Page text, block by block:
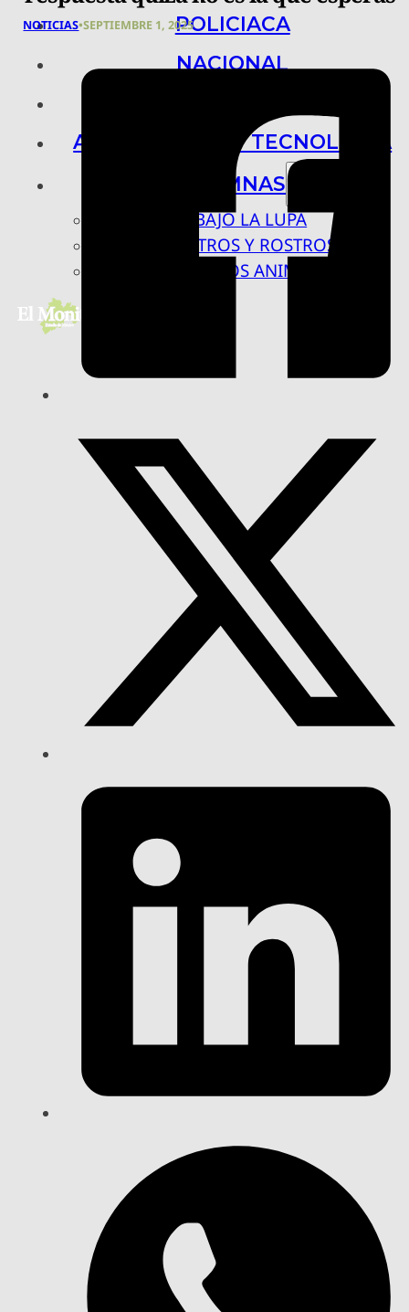
POLICIACA
NACIONAL
ARTE, CIENCIA Y TECNOLOGÍA
COLUMNAS
BAJO LA LUPA
RASTROS Y ROSTROS
VÍNCULOS ANIMALES
NOTICIAS•SEPTIEMBRE 1, 2025